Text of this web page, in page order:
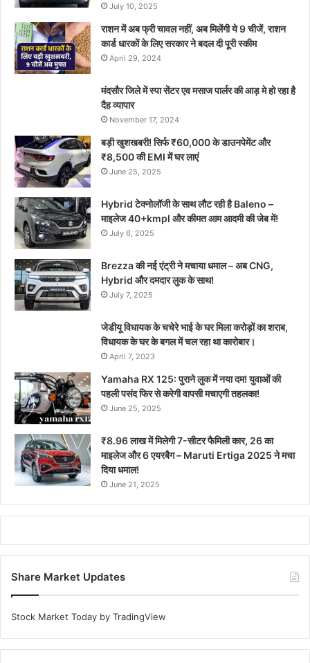
July 10, 2025
राशन में अब फ्री चावल नहीं, अब मिलेंगी ये 9 चीजें, राशन
कार्ड धारकों के लिए सरकार ने बदल दी पूरी स्कीम
April 29, 2024
मंदसौर जिले में स्पा सेंटर एव मसाज पार्लर की आड़ मे हो रहा है
दैह व्यापार
November 17, 2024
बड़ी खुशखबरी! सिर्फ ₹60,000 के डाउनपेमेंट और
₹8,500 की EMI में घर लाएं
June 25, 2025
Hybrid टेक्नोलॉजी के साथ लौट रही है Baleno –
माइलेज 40+kmpl और कीमत आम आदमी की जेब में!
July 6, 2025
Brezza की नई एंट्री ने मचाया धमाल – अब CNG,
Hybrid और दमदार लुक के साथ!
July 7, 2025
जेडीयू विधायक के चचेरे भाई के घर मिला करोड़ों का शराब,
विधायक के घर के बगल में चल रहा था कारोबार।
April 7, 2023
Yamaha RX 125: पुराने लुक में नया दम! युवाओं की
पहली पसंद फिर से करेगी वापसी मचाएगी तहलका!
June 25, 2025
₹8.96 लाख में मिलेगी 7-सीटर फैमिली कार, 26 का
माइलेज और 6 एयरबैग – Maruti Ertiga 2025 ने मचा
दिया धमाल!
June 21, 2025
Share Market Updates
Stock Market Today by TradingView